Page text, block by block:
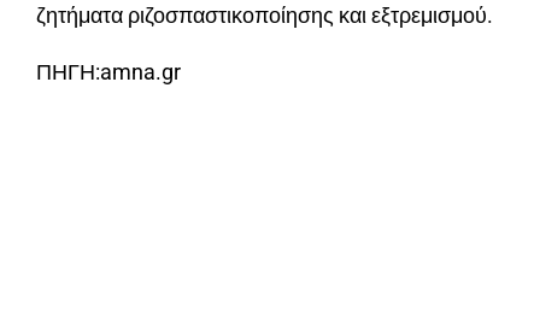
ζητήματα ριζοσπαστικοποίησης και εξτρεμισμού.
ΠΗΓΗ:amna.gr